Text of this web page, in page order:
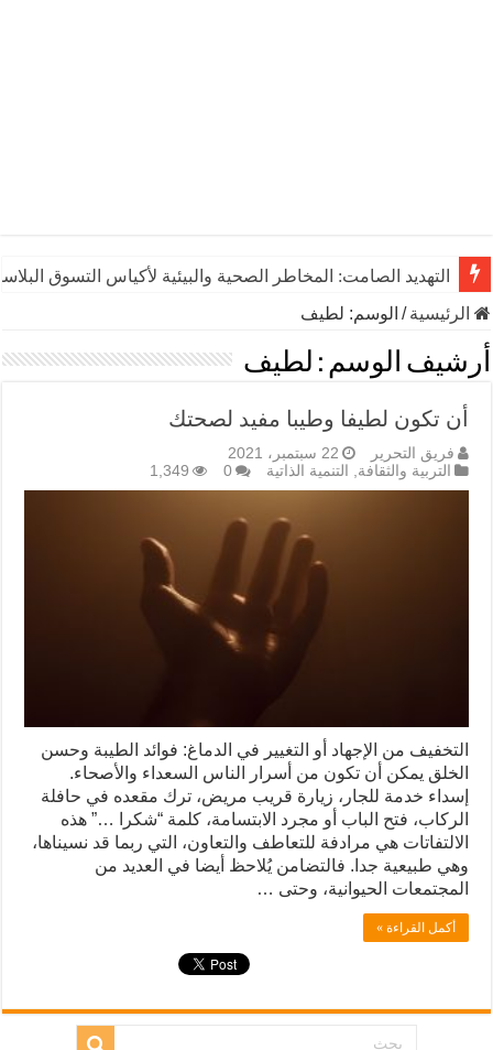
التهديد الصامت: المخاطر الصحية والبيئية لأكياس التسوق
الرئيسية/ الوسم: لطيف
أرشيف الوسم : لطيف
أن تكون لطيفا وطيبا مفيد لصحتك
فريق التحرير
22 سبتمبر، 2021
التربية والثقافة, التنمية الذاتية 0
1,349
التخفيف من الإجهاد أو التغيير في الدماغ: فوائد الطيبة وحسن
الخلق يمكن أن تكون من أسرار الناس السعداء والأصحاء.
إسداء خدمة للجار، زيارة قريب مريض، ترك مقعده في حافلة
الركاب، فتح الباب أو مجرد الابتسامة، كلمة “شكرا …” هذه
الالتفاتات هي مرادفة للتعاطف والتعاون، التي ربما قد نسيناها،
وهي طبيعية جدا. فالتضامن يُلاحظ أيضا في العديد من
المجتمعات الحيوانية، وحتى …
أكمل القراءة »